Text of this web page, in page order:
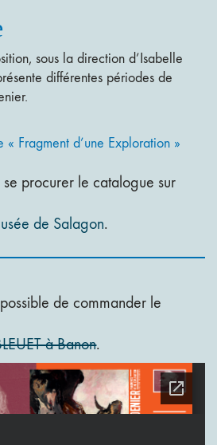
sous la direction d’Isabelle
différentes périodes de
Fragment d’une Exploration »
se procurer le catalogue sur
de Salagon.
de commander le
à Banon.